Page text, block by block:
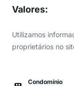
Valores:
Utilizamos
proprietários no
Condomínio